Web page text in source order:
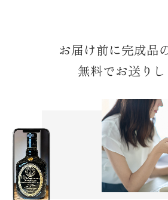
お届け前に完成品
無料でお送り